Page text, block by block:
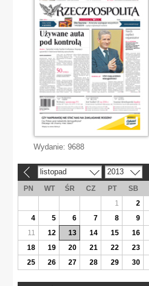
Wydanie: 9688
listopad 2013
PN WT ŚR CZ PT SB
1
2
4
5 6 7 8 9
11
12 13 14 15 16
18
19 20 21 22 23
25
26 27 28 29 30